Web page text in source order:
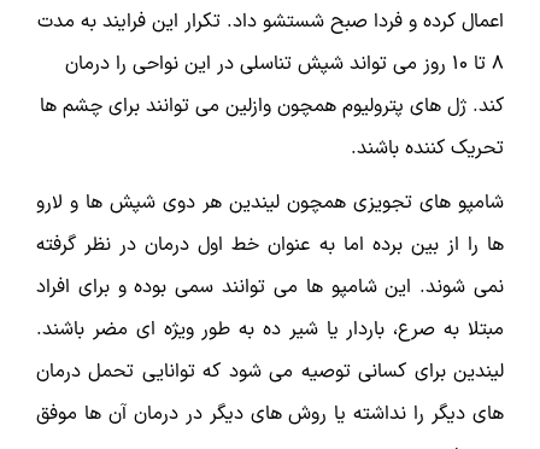
اعمال کرده و فردا صبح شستشو داد. تکرار این فرایند به مدت
8 تا 10 روز می تواند شپش تناسلی در این نواحی را درمان
کند. ژل های پترولیوم همچون وازلین می توانند برای چشم ها
تحریک کننده باشند.
شامپو های تجویزی همچون لیندین هر دوی شپش ها و لارو
ها را از بین برده اما به عنوان خط اول درمان در نظر گرفته
نمی شوند. این شامپو ها می توانند سمی بوده و برای افراد
مبتلا به صرع، باردار یا شیر ده به طور ویژه ای مضر باشند.
لیندین برای کسانی توصیه می شود که توانایی تحمل درمان
های دیگر را نداشته یا روش های دیگر در درمان آن ها موفق